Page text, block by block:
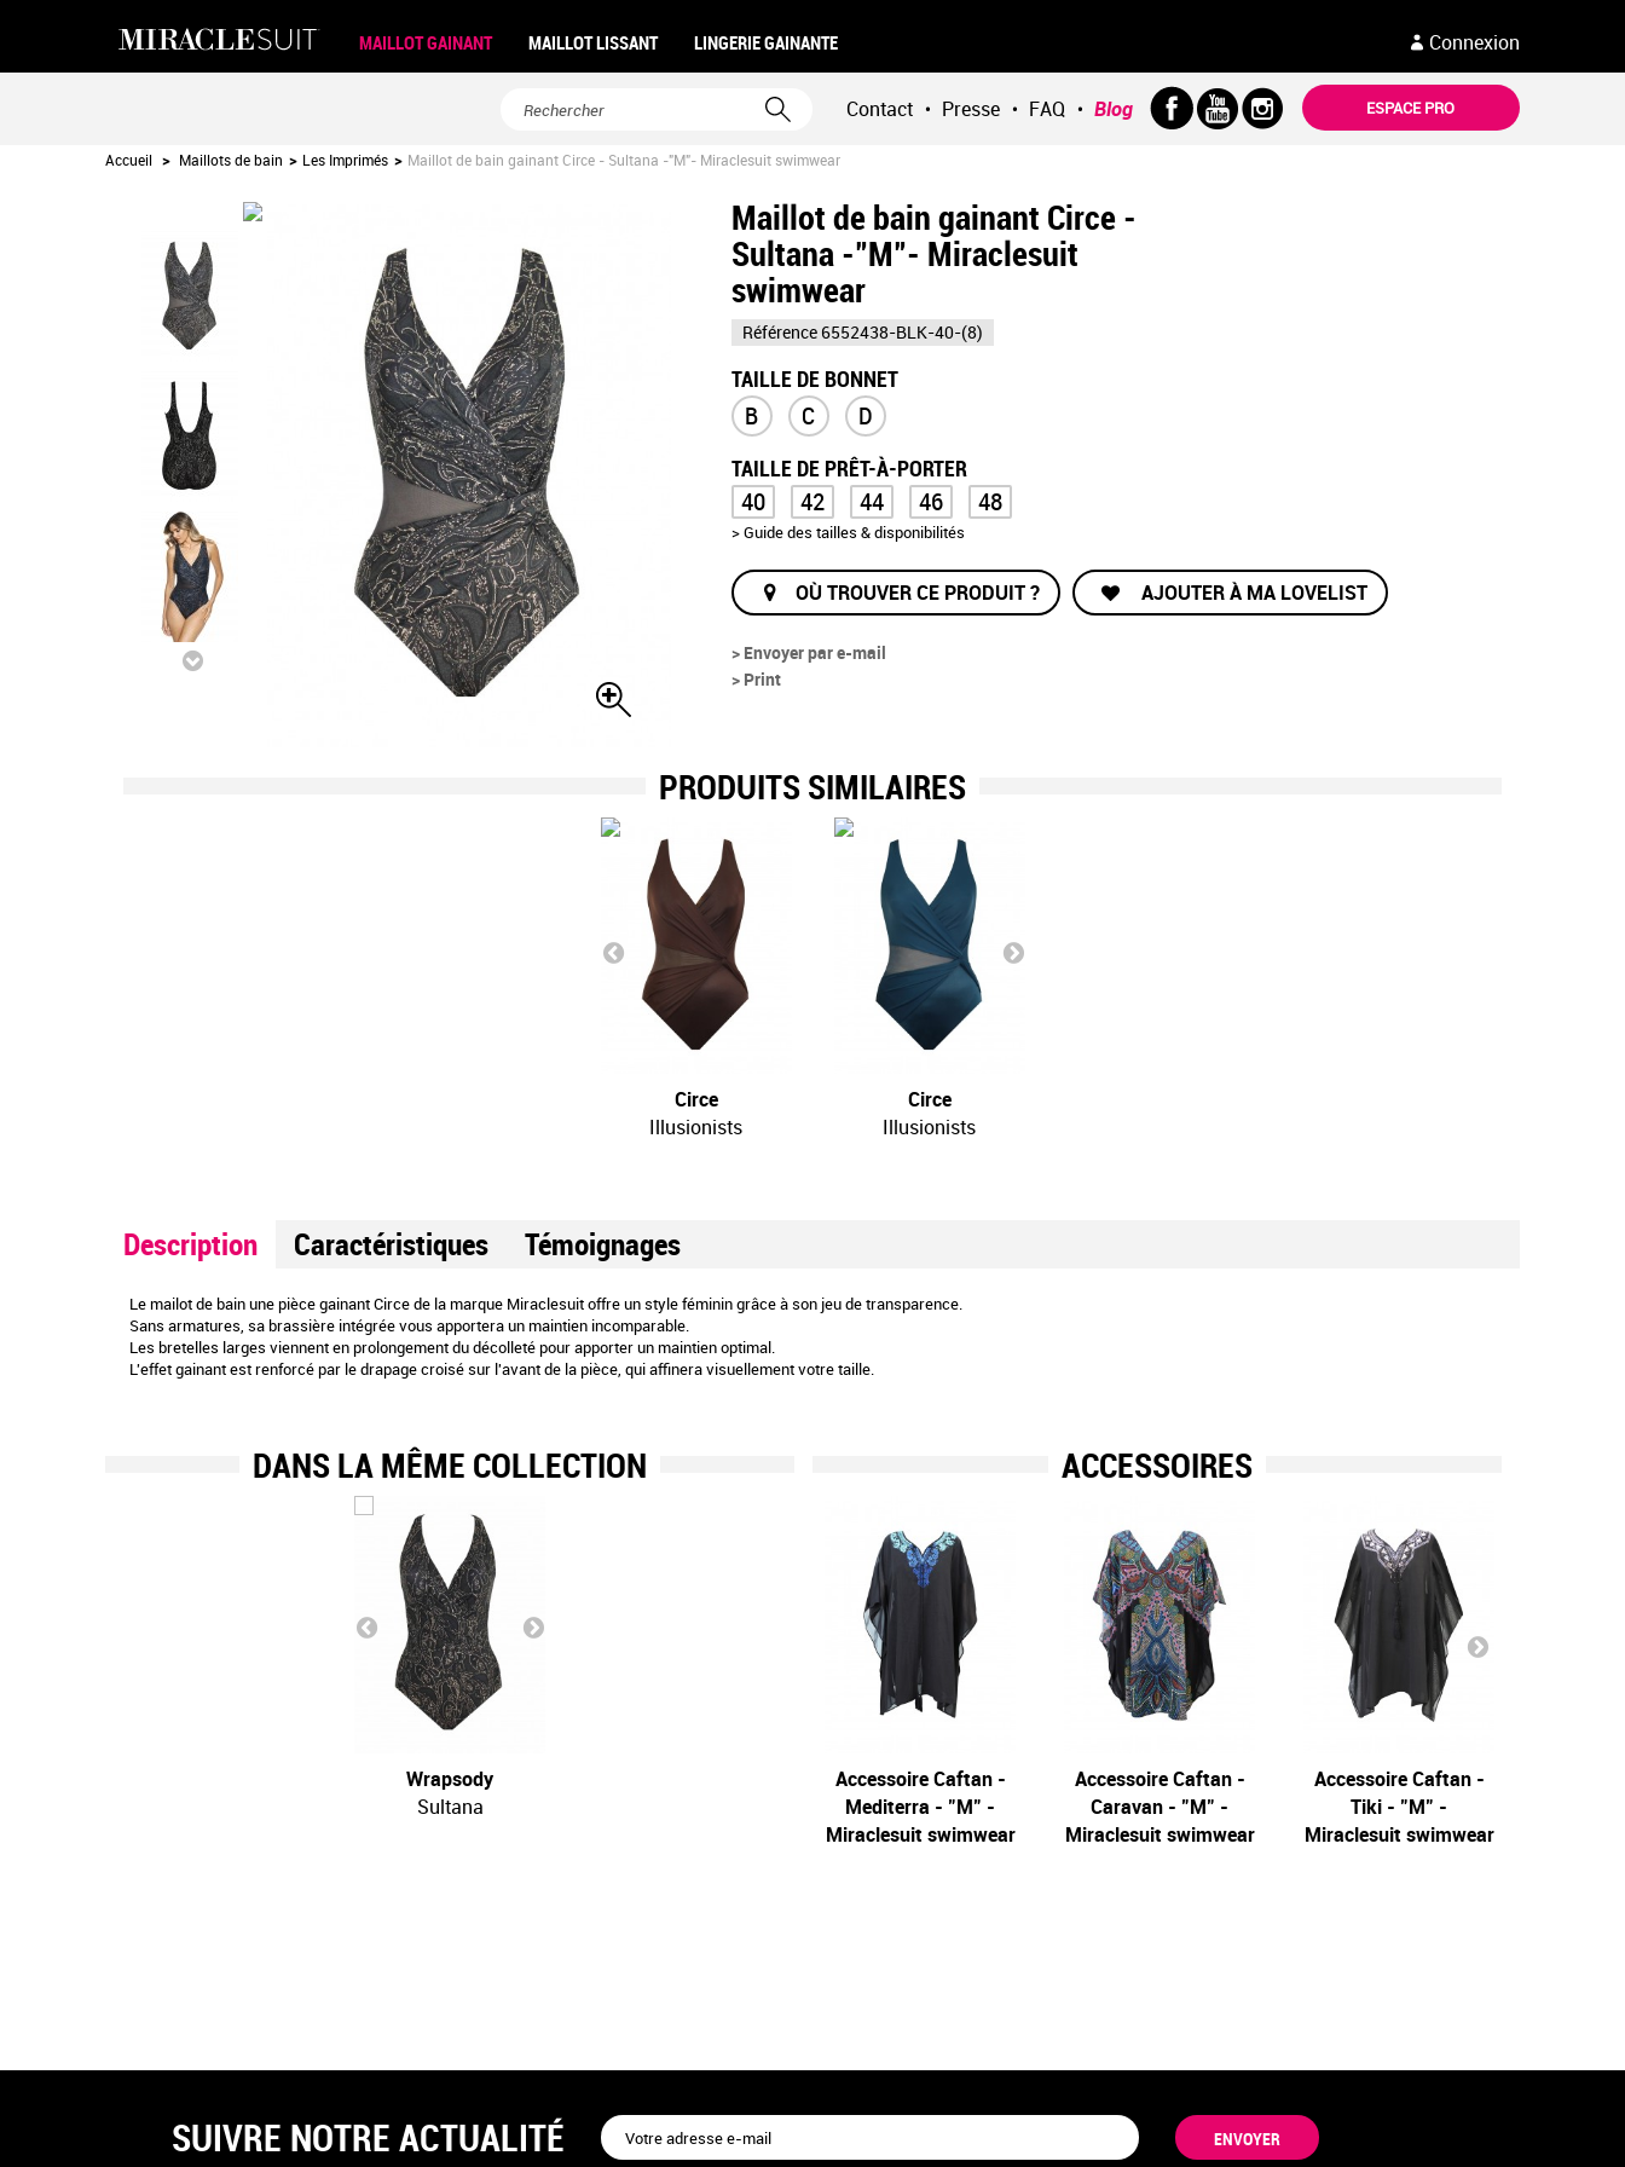
MAILLOT GAINANT MAILLOT LISSANT LINGERIE GAINANTE Connexion
Contact • Presse • FAQ • Blog ESPACE PRO
Accueil > Maillots de bain > Les Imprimés > Maillot de bain gainant Circe - Sultana -"M"- Miraclesuit swimwear
Maillot de bain gainant Circe -
Sultana -"M"- Miraclesuit
swimwear
Référence 6552438-BLK-40-(8)
TAILLE DE BONNET
B C D
TAILLE DE PRÊT-À-PORTER
40 42 44 46 48
> Guide des tailles & disponibilités
OÙ TROUVER CE PRODUIT ? AJOUTER À MA LOVELIST
> Envoyer par e-mail
> Print
PRODUITS SIMILAIRES
Circe
Illusionists
Circe
Illusionists
Description Caractéristiques Témoignages
Le mailot de bain une pièce gainant Circe de la marque Miraclesuit offre un style féminin grâce à son jeu de transparence.
Sans armatures, sa brassière intégrée vous apportera un maintien incomparable.
Les bretelles larges viennent en prolongement du décolleté pour apporter un maintien optimal.
L'effet gainant est renforcé par le drapage croisé sur l'avant de la pièce, qui affinera visuellement votre taille.
DANS LA MÊME COLLECTION
Wrapsody
Sultana
ACCESSOIRES
Accessoire Caftan -
Mediterra - "M" -
Miraclesuit swimwear
Accessoire Caftan -
Caravan - "M" -
Miraclesuit swimwear
Accessoire Caftan -
Tiki - "M" -
Miraclesuit swimwear
SUIVRE NOTRE ACTUALITÉ ENVOYER